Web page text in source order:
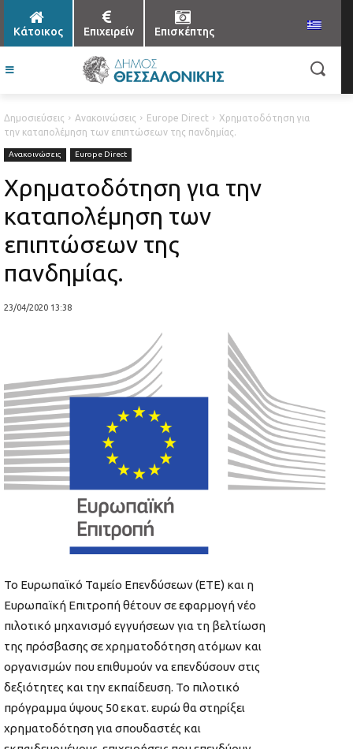
Κάτοικος Επιχειρείν Επισκέπτης
Δημοσιεύσεις Ανακοινώσεις Europe Direct
Χρηματοδότηση για
την καταπολέμηση των επιπτώσεων της πανδημίας.
Ανακοινώσεις Europe Direct
Χρηματοδότηση για την
καταπολέμηση των
επιπτώσεων της
πανδημίας.
23/04/2020 13:38
Το Ευρωπαϊκό Ταμείο Επενδύσεων (ΕΤΕ) και η
Ευρωπαϊκή Επιτροπή θέτουν σε εφαρμογή νέο
πιλοτικό μηχανισμό εγγυήσεων για τη βελτίωση
της πρόσβασης σε χρηματοδότηση ατόμων και
οργανισμών που επιθυμούν να επενδύσουν στις
δεξιότητες και την εκπαίδευση. Το πιλοτικό
πρόγραμμα ύψους 50 εκατ. ευρώ θα στηρίξει
χρηματοδότηση για σπουδαστές και